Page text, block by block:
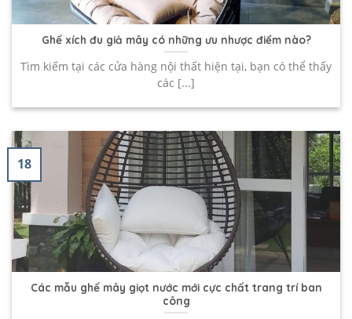
Ghế xích đu giả mây có những ưu nhược điểm nào?
Tìm kiếm tại các cửa hàng nội thất hiện tại, bạn có thể thấy
các [...]
Các mẫu ghế mây giọt nước mới cực chất trang trí ban
công
18